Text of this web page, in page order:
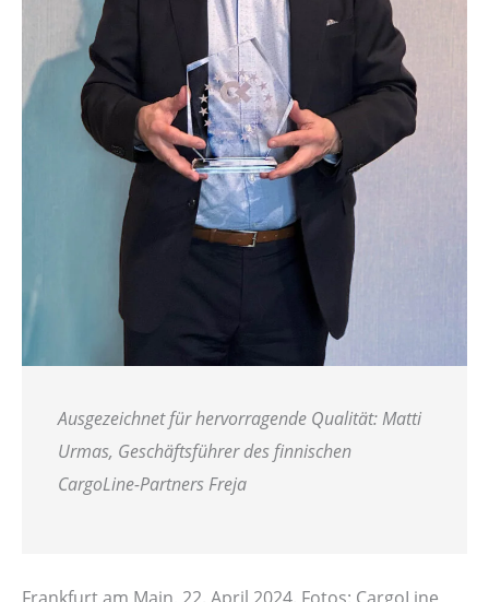
Ausgezeichnet für hervorragende Qualität: Matti
Urmas, Geschäftsführer des finnischen
CargoLine-Partners Freja
Frankfurt am Main, 22. April 2024. Fotos: CargoLine